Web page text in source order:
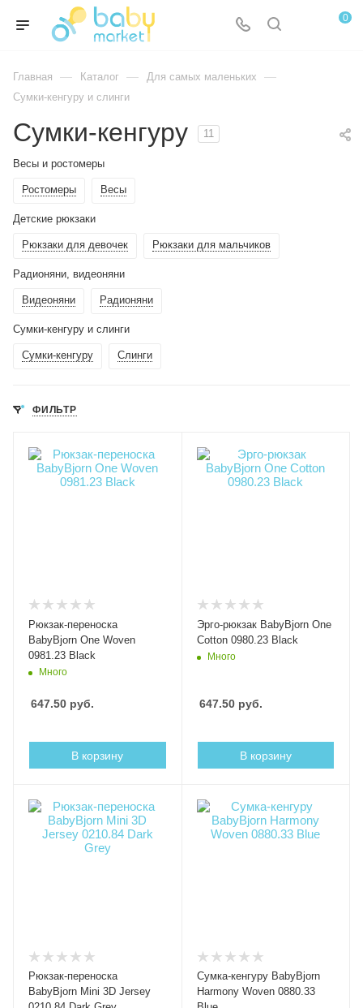
0
Главная — Каталог — Для самых маленьких —
Сумки-кенгуру и слинги
Сумки-кенгуру 11
Весы и ростомеры
Ростомеры Весы
Детские рюкзаки
Рюкзаки для девочек Рюкзаки для мальчиков
Радионяни, видеоняни
Видеоняни Радионяни
Сумки-кенгуру и слинги
Сумки-кенгуру Слинги
ФИЛЬТР
Рюкзак-переноска
BabyBjorn One Woven
0981.23 Black
Много
647.50 руб.
В корзину
Эрго-рюкзак BabyBjorn One
Cotton 0980.23 Black
Много
647.50руб.
В корзину
Рюкзак-переноска
BabyBjorn Mini 3D Jersey
Сумка-кенгуру BabyBjorn
Harmony Woven 0880.33